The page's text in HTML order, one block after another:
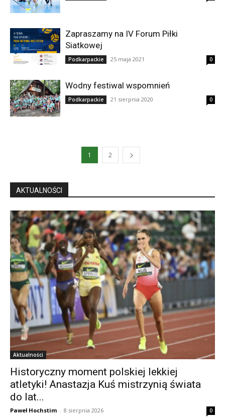
Zapraszamy na IV Forum Piłki
Siatkowej
Podkarpackie 25 maja 2021 0
Wodny festiwal wspomnień
Podkarpackie 21 sierpnia 2020 0
1 2
AKTUALNOŚCI
Aktualności
Historyczny moment polskiej lekkiej
atletyki! Anastazja Kuś mistrzynią świata
do lat...
Paweł Hochstim - 8 sierpnia 2026 0